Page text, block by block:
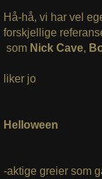
Hå-hå, vi har vel
forskjellige
som Nick Cave,
liker jo
Helloween
-aktige greier som